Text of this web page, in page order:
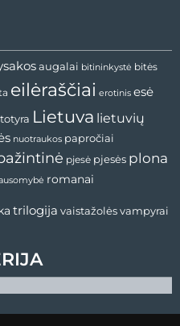
augalai bitininkystė bitės
eilėraščiai erotinis esė
Lietuva lietuvių
nuotraukos papročiai
pjesė pjesės plona
romanai
trilogija vaistažolėsvampyrai